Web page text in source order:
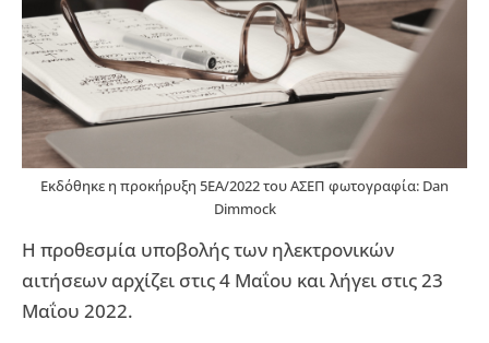
Εκδόθηκε η προκήρυξη 5ΕΑ/2022 του ΑΣΕΠ φωτογραφία: Dan
Dimmock
Η προθεσμία υποβολής των ηλεκτρονικών
αιτήσεων αρχίζει στις 4 Μαΐου και λήγει στις 23
Μαΐου 2022.